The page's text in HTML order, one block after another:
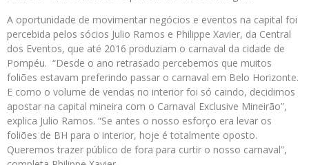
A oportunidade de movimentar negócios e eventos na capital foi
percebida pelos sócios Julio Ramos e Philippe Xavier, da Central
dos Eventos, que até 2016 produziam o carnaval da cidade de
Pompéu. “Desde o ano retrasado percebemos que muitos
foliões estavam preferindo passar o carnaval em Belo Horizonte.
E como o volume de vendas no interior foi só caindo, decidimos
apostar na capital mineira com o Carnaval Exclusive Mineirão”,
explica Julio Ramos. “Se antes o nosso esforço era levar os
foliões de BH para o interior, hoje é totalmente oposto.
Queremos trazer público de fora para curtir o nosso carnaval”,